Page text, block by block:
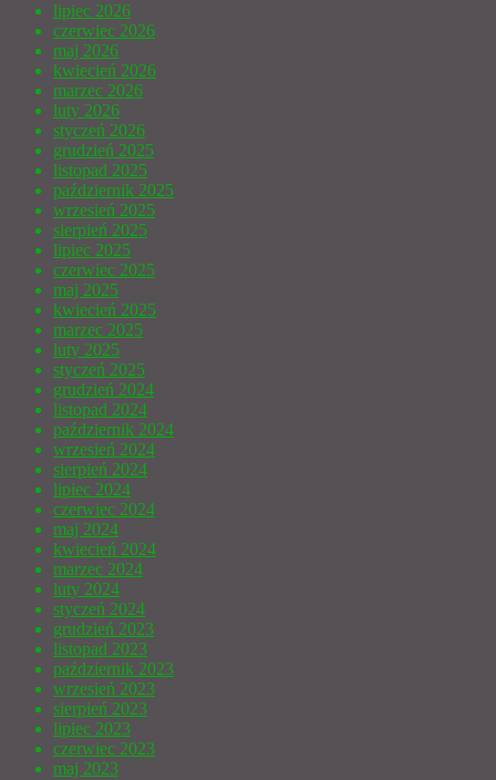
lipiec 2026
czerwiec 2026
maj 2026
kwiecień 2026
marzec 2026
luty 2026
styczeń 2026
grudzień 2025
listopad 2025
październik 2025
wrzesień 2025
sierpień 2025
lipiec 2025
czerwiec 2025
maj 2025
kwiecień 2025
marzec 2025
luty 2025
styczeń 2025
grudzień 2024
listopad 2024
październik 2024
wrzesień 2024
sierpień 2024
lipiec 2024
czerwiec 2024
maj 2024
kwiecień 2024
marzec 2024
luty 2024
styczeń 2024
grudzień 2023
listopad 2023
październik 2023
wrzesień 2023
sierpień 2023
lipiec 2023
czerwiec 2023
maj 2023